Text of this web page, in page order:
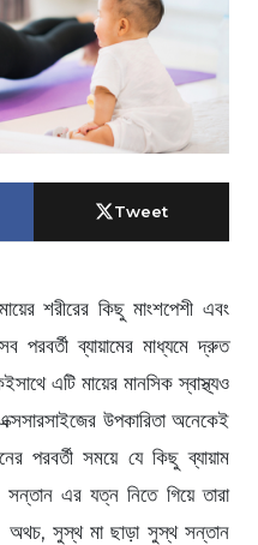
Tweet
শরীরের কিছু মাংশপেশী এবং
পরবর্তী ব্যায়ামের মাধ্যমে দ্রুত
এটি মায়ের মানসিক স্বাস্থ্যও
উপকারিতা অনেকেই
পরবর্তী সময়ে যে কিছু ব্যায়াম
এর যত্ন নিতে গিয়ে তারা
অথচ, সুস্থ মা ছাড়া সুস্থ সন্তান